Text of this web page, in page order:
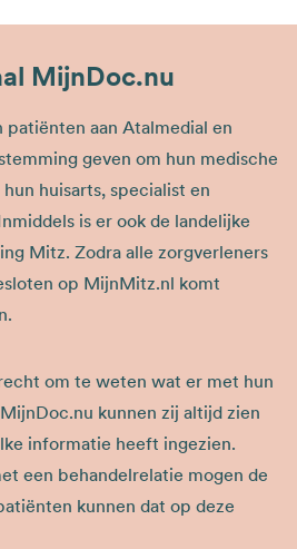
MijnDoc.nu
aan Atalmedial en
geven om hun medische
huisarts, specialist en
is er ook de landelijke
Mitz. Zodra alle zorgverleners
op MijnMitz.nl komt
om te weten wat er met hun
kunnen zij altijd zien
informatie heeft ingezien.
een behandelrelatie mogen de
kunnen dat op deze